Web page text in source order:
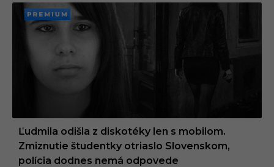
PREMI
UM
Ľudmila odišla z diskotéky len s mobilom.
Zmiznutie študentky otriaslo Slovenskom,
polícia dodnes nemá odpovede